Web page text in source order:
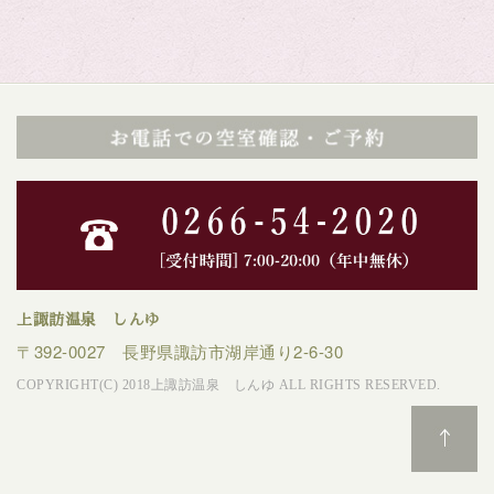
上諏訪温泉 しんゆ
〒392-0027 長野県諏訪市湖岸通り2-6-30
COPYRIGHT(C) 2018上諏訪温泉 しんゆ ALL RIGHTS RESERVED.